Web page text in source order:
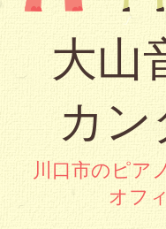
大山
カン
川口市のピア
オフ